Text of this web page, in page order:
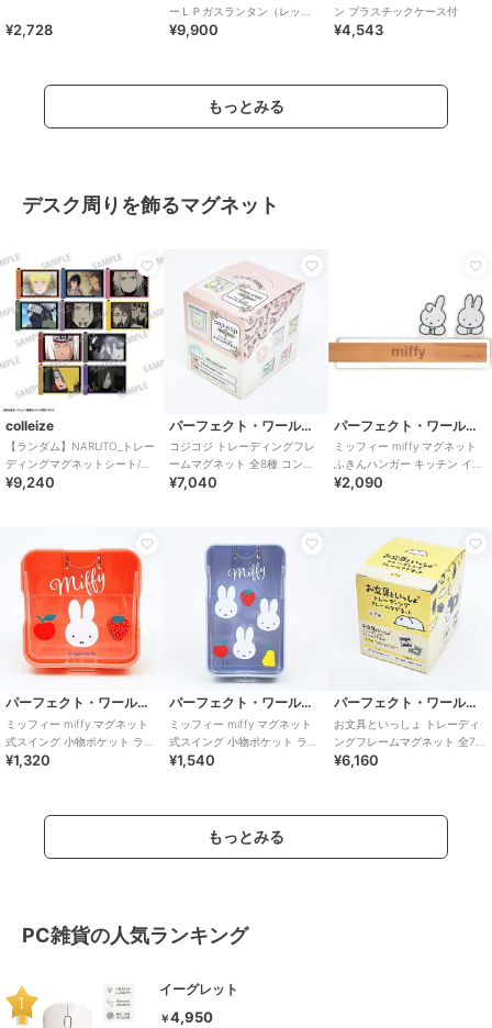
¥2,728
ーＬＰガスランタン（レッ
ド）
¥9,900
ン プラスチックケース付
¥4,543
もっとみる
デスク周りを飾るマグネット
colleize
【ランダム】NARUTO_トレー
ディングマグネットシート/場
面写 【BOX／10個入り】
¥9,240
パーフェクト・ワールド・トーキョー
コジコジ トレーディングフレ
ームマグネット 全8種 コンプ
リートBOX
¥7,040
パーフェクト・ワールド・トーキョー
ミッフィー miffy マグネット
ふきんハンガー キッチン イン
テリア
¥2,090
パーフェクト・ワールド・トーキョー
ミッフィー miffy マグネット
式スイング 小物ポケット ラン
チ ピンク
¥1,320
パーフェクト・ワールド・トーキョー
ミッフィー miffy マグネット
式スイング 小物ポケット ラン
チ ブルー
¥1,540
パーフェクト・ワールド・トーキョー
お文具といっしょ トレーディ
ングフレームマグネット 全7種
コンプリートBOX
¥6,160
もっとみる
PC雑貨の人気ランキング
イーグレット
￥4,950